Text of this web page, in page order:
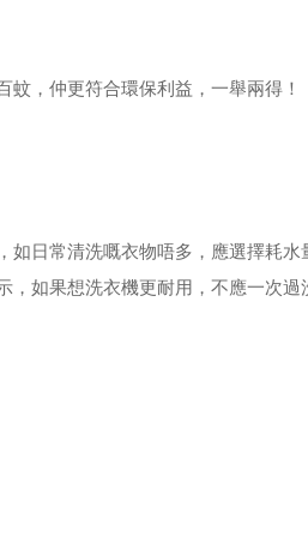
，仲更符合環保利益，一舉兩得！
如日常清洗嘅衣物唔多，應選擇耗水
如果想洗衣機更耐用，不應一次過